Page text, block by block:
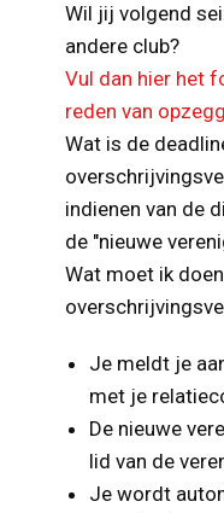
Wil jij volgend
andere club?
Vul dan hier het
reden van
Wat is de
indienen van de
de "nieuwe
Wat moet ik
Je meldt je
met je
De nieuwe
lid van de
Je wordt